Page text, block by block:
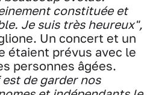
constituée et
Je suis très heureux",
Un concert et un
étaient prévus avec le
personnes âgées.
de garder nos